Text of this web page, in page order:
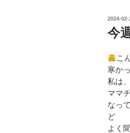
投
日:
2024-02-
今
こ
寒か
私は
ママ
なっ
ど
よく